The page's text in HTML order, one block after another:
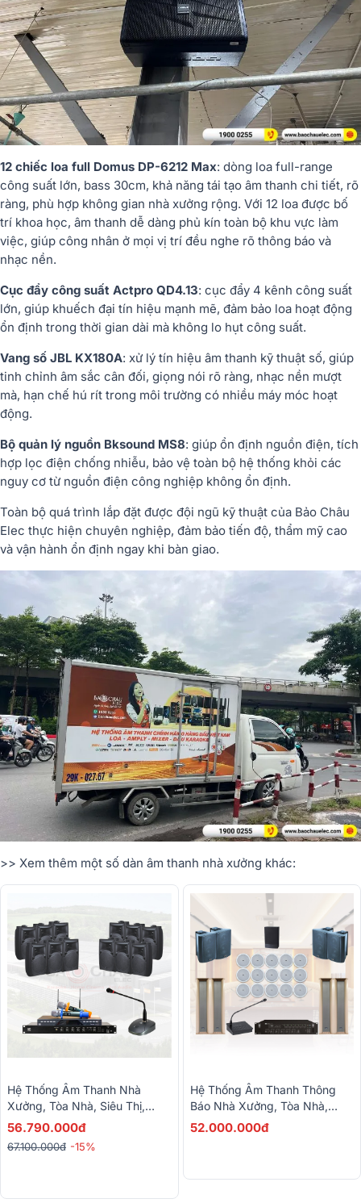
12 chiếc loa full Domus DP-6212 Max: dòng loa full-range
công suất lớn, bass 30cm, khả năng tái tạo âm thanh chi tiết, rõ
ràng, phù hợp không gian nhà xưởng rộng. Với 12 loa được bố
trí khoa học, âm thanh dễ dàng phủ kín toàn bộ khu vực làm
việc, giúp công nhân ở mọi vị trí đều nghe rõ thông báo và
nhạc nền.
Cục đẩy công suất Actpro QD4.13: cục đẩy 4 kênh công suất
lớn, giúp khuếch đại tín hiệu mạnh mẽ, đảm bảo loa hoạt động
ổn định trong thời gian dài mà không lo hụt công suất.
Vang số JBL KX180A: xử lý tín hiệu âm thanh kỹ thuật số, giúp
tinh chỉnh âm sắc cân đối, giọng nói rõ ràng, nhạc nền mượt
mà, hạn chế hú rít trong môi trường có nhiều máy móc hoạt
động.
Bộ quản lý nguồn Bksound MS8: giúp ổn định nguồn điện, tích
hợp lọc điện chống nhiễu, bảo vệ toàn bộ hệ thống khỏi các
nguy cơ từ nguồn điện công nghiệp không ổn định.
Toàn bộ quá trình lắp đặt được đội ngũ kỹ thuật của Bảo Châu
Elec thực hiện chuyên nghiệp, đảm bảo tiến độ, thẩm mỹ cao
và vận hành ổn định ngay khi bàn giao.
>> Xem thêm một số dàn âm thanh nhà xưởng khác:
Hệ Thống Âm Thanh Nhà
Xưởng, Tòa Nhà, Siêu Thị,
Thông Báo Nhạc Nền 01 (ITC
621A,…)
56.790.000đ
67.100.000đ -15%
Hệ Thống Âm Thanh Thông
Báo Nhà Xưởng, Tòa Nhà,
Bệnh Viện Phân 6 Vùng (ITC
52.000.000đ